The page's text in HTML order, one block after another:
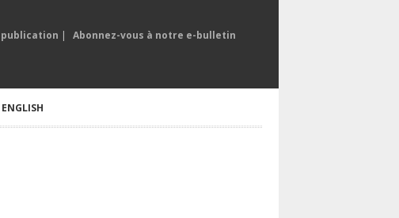
publication | Abonnez-vous à notre e-bulletin
ENGLISH